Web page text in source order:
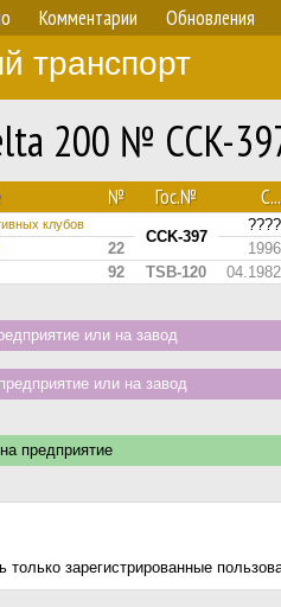
Комментарии Обновления
транспорт
200 № CCK-
№ Гос.№ С...
клубов
CCK-397
????
22 1996
92 TSB-120 04.1982
или на завод
или на завод
предприятие
только зарегистрированные